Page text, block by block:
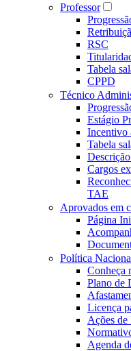
Professor
RSC
Tabela
CPPD
Técnico
Estágio
Incentivo
Tabela
Cargos
TAE
Aprovados em
Página
Política
Conheça
Plano de
Licença
Ações
Agenda